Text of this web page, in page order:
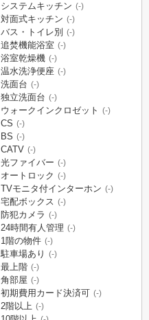
システムキッチン (-)
対面式キッチン (-)
バス・トイレ別 (-)
追焚機能浴室 (-)
浴室乾燥機 (-)
温水洗浄便座 (-)
洗面台 (-)
独立洗面台 (-)
ウォークインクロゼット (-)
CS (-)
BS (-)
CATV (-)
光ファイバー (-)
オートロック (-)
TVモニタ付インターホン (-)
宅配ボックス (-)
防犯カメラ (-)
24時間有人管理 (-)
1階の物件 (-)
駐車場あり (-)
最上階 (-)
角部屋 (-)
初期費用カード決済可 (-)
2階以上 (-)